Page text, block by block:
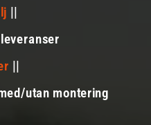
||
||
utan montering